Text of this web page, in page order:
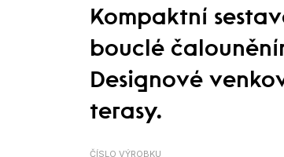
Kompaktní
bouclé
Designové
terasy.
ČÍSLO VÝROBKU